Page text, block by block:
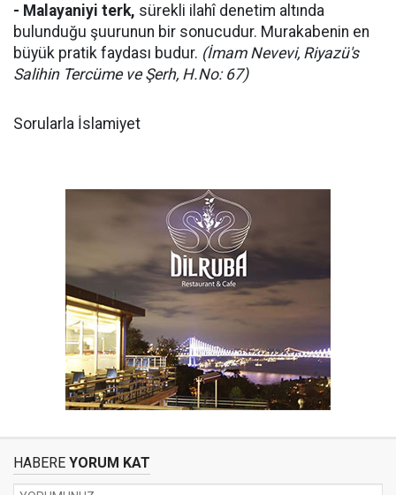
- Malayaniyi terk, sürekli ilahî denetim altında
bulunduğu şuurunun bir sonucudur. Murakabenin en
büyük pratik faydası budur. (İmam Nevevi, Riyazü's
Salihin Tercüme ve Şerh, H.No: 67)
Sorularla İslamiyet
HABERE YORUM KAT